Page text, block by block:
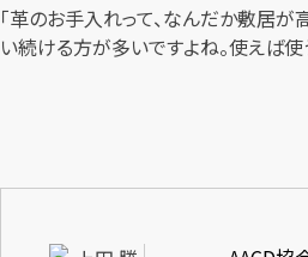
「革のお手入れって、なんだか敷居
い続ける方が多いですよね。使えば